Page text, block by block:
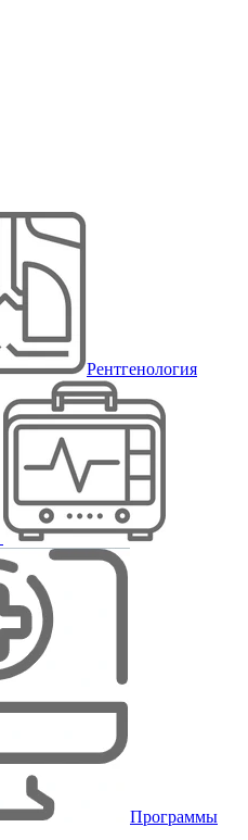
Рентгенология
Программы